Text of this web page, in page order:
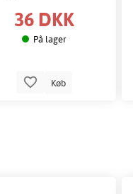
36 DKK
På lager
Køb